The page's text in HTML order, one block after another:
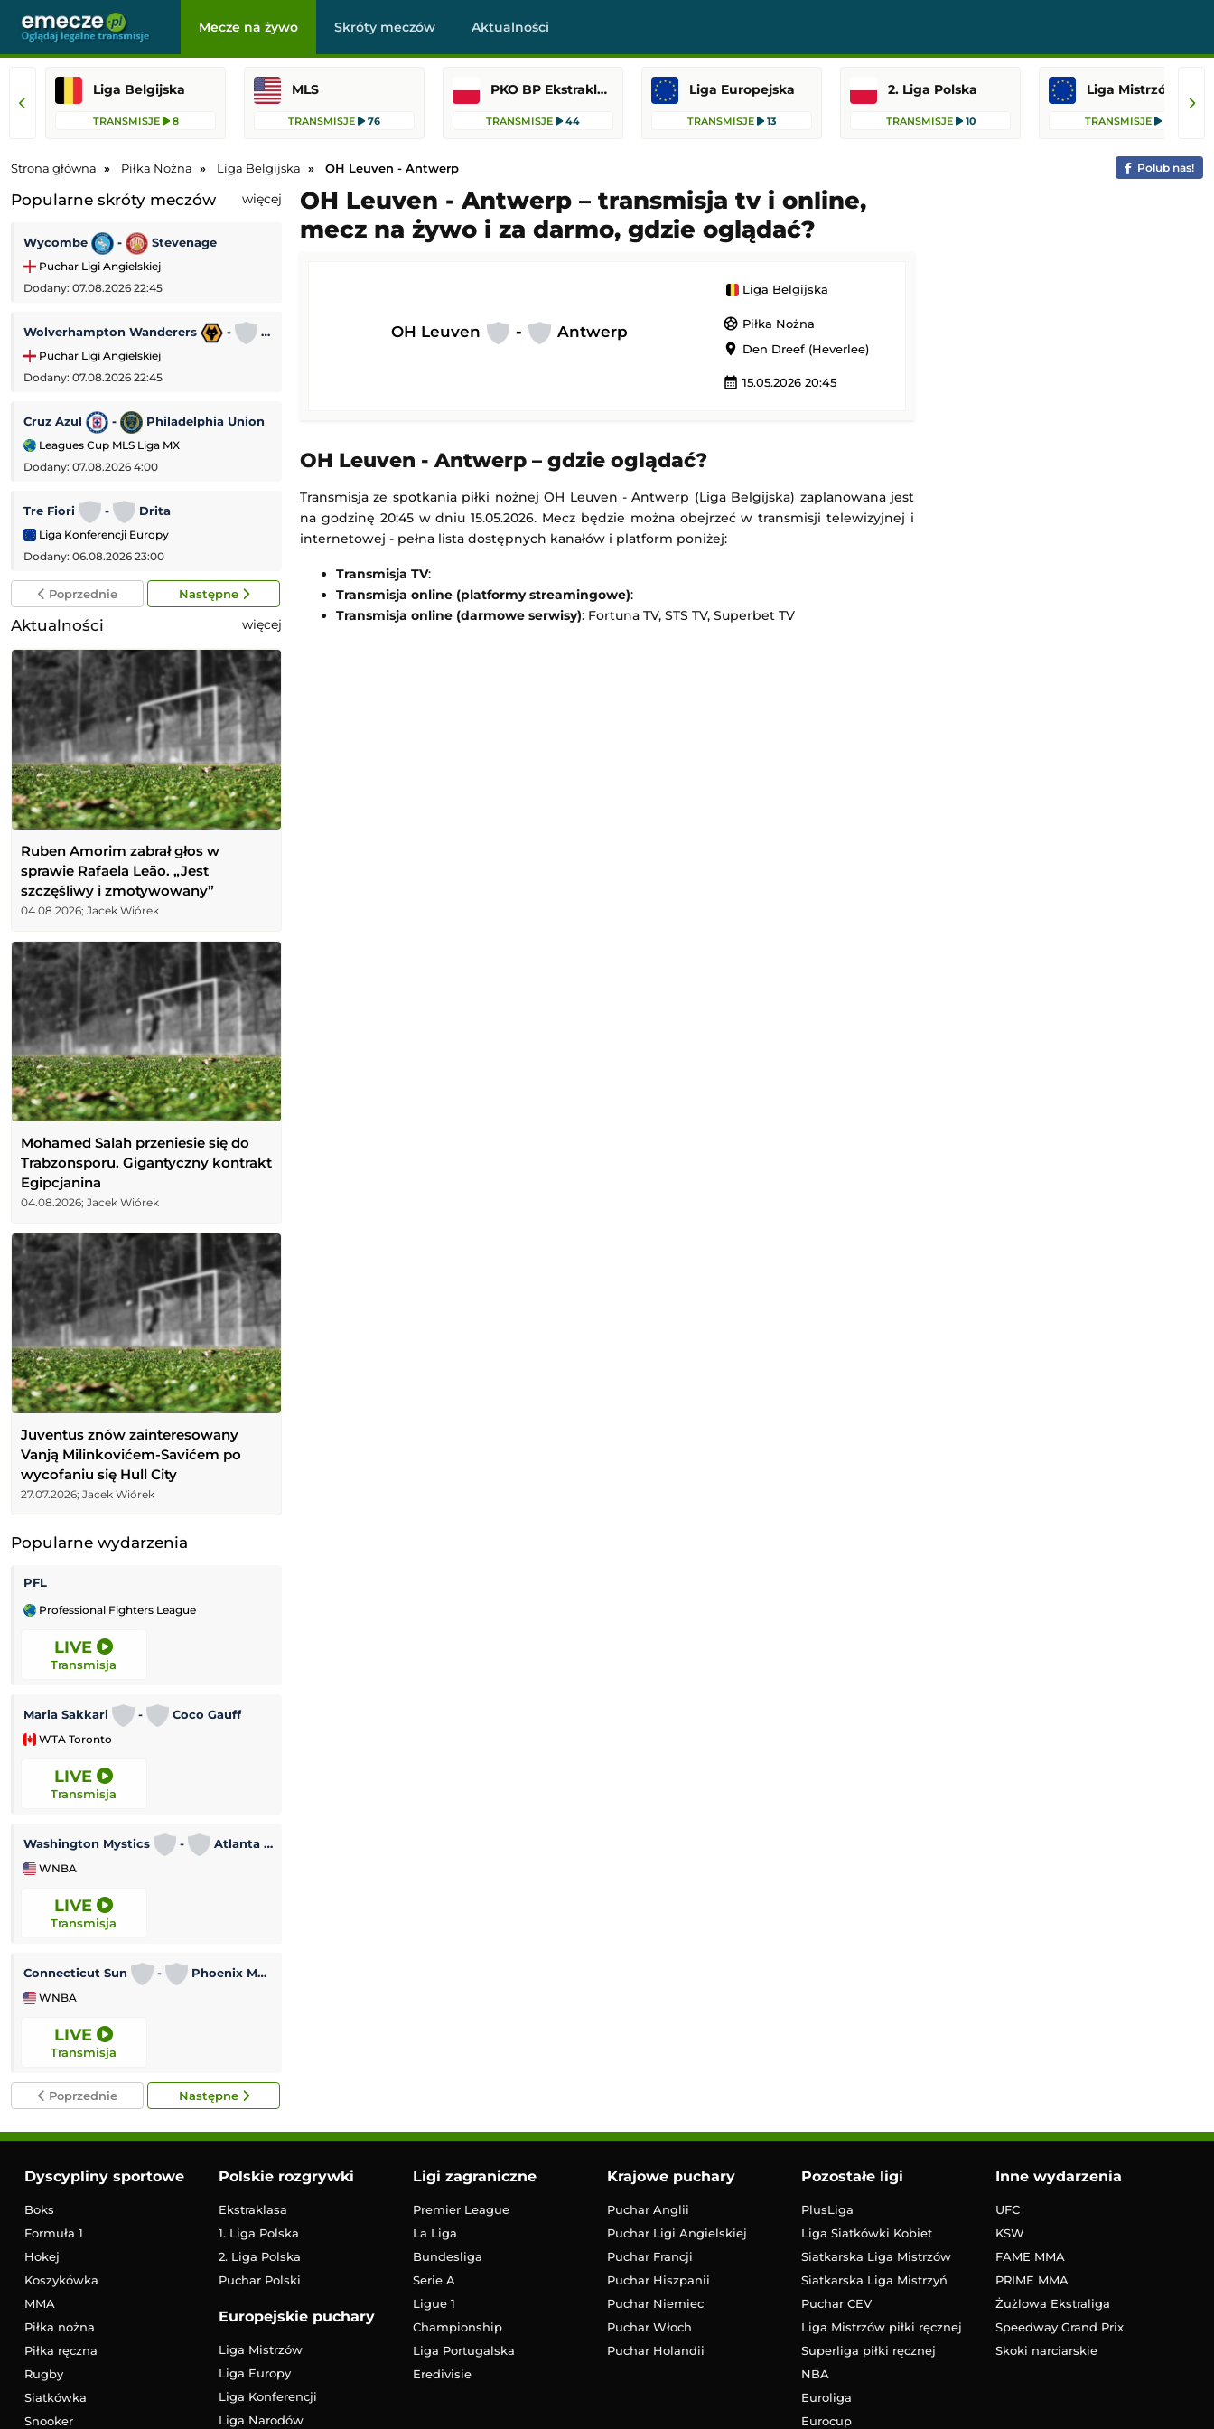
Mecze na żywo Skróty meczów Aktualności
Liga Belgijska
TRANSMISJE 8
MLS
TRANSMISJE 76
PKO BP Ekstraklasa
TRANSMISJE 44
Liga Europejska
TRANSMISJE 13
2. Liga Polska
TRANSMISJE 10
Liga Mistrzów
TRANSMISJE 10
Strona główna Piłka Nożna Liga Belgijska OH Leuven - Antwerp Polub nas!
Popularne skróty meczów więcej
Wycombe - Stevenage
Puchar Ligi Angielskiej
Dodany: 07.08.2026 22:45
Wolverhampton Wanderers -
Puchar Ligi Angielskiej
Dodany: 07.08.2026 22:45
Cruz Azul - Philadelphia Union
Leagues Cup MLS Liga MX
Dodany: 07.08.2026 4:00
Tre Fiori - Drita
Liga Konferencji Europy
Dodany: 06.08.2026 23:00
SL Benfica - Hearts
- FC Midtjylland
Dodany: 06.08.2026 22:45
HNK Rijeka - Ilves Tampere
Liga Konferencji Europy
SC Braga - Dinamo Mińsk
Fiorentina Deportivo La Coruña
Dodany: 06.08.2026 22:00
Ajax Amsterdam - Shelbourne
Liga Konferencji Europy
Poprzednie Następne
Aktualności więcej
Ruben Amorim zabrał głos w
sprawie Rafaela Leão. „Jest
szczęśliwy i zmotywowany”
04.08.2026; Jacek Wiórek
Mohamed Salah przeniesie się do
Trabzonsporu. Gigantyczny kontrakt
Egipcjanina
04.08.2026; Jacek Wiórek
Juventus znów zainteresowany
Vanją Milinkovićem-Savićem po
wycofaniu się Hull City
27.07.2026; Jacek Wiórek
Popularne wydarzenia
PFL
Professional Fighters League
LIVE
Transmisja
Maria Sakkari - Coco Gauff
WTA Toronto
LIVE
Transmisja
Washington Mystics - Atlanta Dream
WNBA
LIVE
Transmisja
Connecticut Sun - Phoenix Mercury
WNBA
LIVE
Transmisja
Poprzednie Następne
OH Leuven - Antwerp – transmisja tv i online,
mecz na żywo i za darmo, gdzie oglądać?
OH Leuven - Antwerp
Liga Belgijska
sports_soccer Piłka Nożna
location_on Den Dreef (Heverlee)
calendar_month 15.05.2026 20:45
OH Leuven - Antwerp – gdzie oglądać?
Transmisja ze spotkania piłki nożnej OH Leuven - Antwerp (Liga Belgijska) zaplanowana jest
na godzinę 20:45 w dniu 15.05.2026. Mecz będzie można obejrzeć w transmisji telewizyjnej i
internetowej - pełna lista dostępnych kanałów i platform poniżej:
Transmisja TV:
Transmisja online (platformy streamingowe):
Transmisja online (darmowe serwisy): Fortuna TV, STS TV, Superbet TV
Dyscypliny sportowe
Boks
Formuła 1
Hokej
Koszykówka
MMA
Piłka nożna
Piłka ręczna
Rugby
Siatkówka
Snooker
Polskie rozgrywki
Ekstraklasa
1. Liga Polska
2. Liga Polska
Puchar Polski
Europejskie puchary
Liga Mistrzów
Liga Europy
Liga Konferencji
Liga Narodów
Ligi zagraniczne
Premier League
La Liga
Bundesliga
Serie A
Ligue 1
Championship
Liga Portugalska
Eredivisie
Krajowe puchary
Puchar Anglii
Puchar Ligi Angielskiej
Puchar Francji
Puchar Hiszpanii
Puchar Niemiec
Puchar Włoch
Puchar Holandii
Pozostałe ligi
PlusLiga
Liga Siatkówki Kobiet
Siatkarska Liga Mistrzów
Siatkarska Liga Mistrzyń
Puchar CEV
Liga Mistrzów piłki ręcznej
Superliga piłki ręcznej
NBA
Euroliga
Eurocup
Inne wydarzenia
UFC
KSW
FAME MMA
PRIME MMA
Żużlowa Ekstraliga
Speedway Grand Prix
Skoki narciarskie